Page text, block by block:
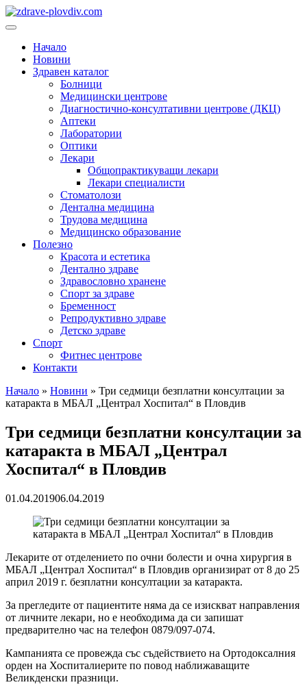
Преминете
към
Основно
Начало
Новини
Здравен каталог
Болници
Медицински центрове
Диагностично-консултативни центрове (ДКЦ)
Аптеки
Лаборатории
Оптики
Лекари
Общопрактикуващи лекари
Лекари специалисти
Стоматолози
Дентална медицина
Трудова медицина
Медицинско образование
Полезно
Красота и естетика
Дентално здраве
Здравословно хранене
Спорт за здраве
Бременност
Репродуктивно здраве
Детско здраве
Спорт
Фитнес центрове
Контакти
Начало » Новини » Три седмици безплатни консултации за
катаракта в МБАЛ „Централ Хоспитал“ в Пловдив
Три седмици безплатни консултации за
катаракта в МБАЛ „Централ
Хоспитал“ в Пловдив
01.04.201906.04.2019
Лекарите от отделението по очни болести и очна хирургия в
МБАЛ „Централ Хоспитал“ в Пловдив организират от 8 до 25
април 2019 г. безплатни консултации за катаракта.
За прегледите от пациентите няма да се изискват направления
от личните лекари, но е необходима да си запишат
предварително час на телефон 0879/097-074.
Кампанията се провежда със съдействието на Ортодоксалния
орден на Хоспиталиерите по повод наближаващите
Великденски празници.